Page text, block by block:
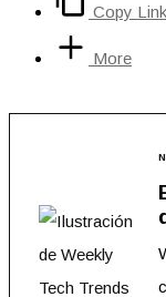
Copy Link
More